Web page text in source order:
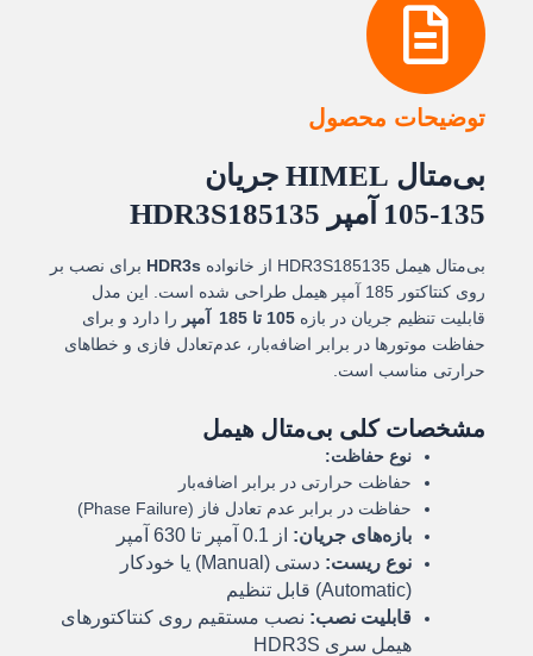
هیمل
عدد
توضیحات محصول
بی‌متال HIMEL جریان
135‑105 آمپر HDR3S185135
بی‌متال هیمل HDR3S185135 از خانواده HDR3s برای نصب بر
روی کنتاکتور 185 آمپر هیمل طراحی شده است. این مدل
قابلیت تنظیم جریان در بازه 105 تا 185 آمپر
را دارد و برای
حفاظت موتورها در برابر اضافه‌بار، عدم‌تعادل فازی و خطاهای
حرارتی مناسب است.
مشخصات کلی بی‌متال‌ هیمل
نوع حفاظت:
حفاظت حرارتی در برابر اضافه‌بار
حفاظت در برابر عدم تعادل فاز (Phase Failure)
بازه‌های جریان: از 0.1 آمپر تا 630 آمپر
نوع ریست:
دستی (Manual) یا خودکار
(Automatic) قابل تنظیم
قابلیت نصب: نصب مستقیم روی کنتاکتورهای
هیمل سری HDR3S